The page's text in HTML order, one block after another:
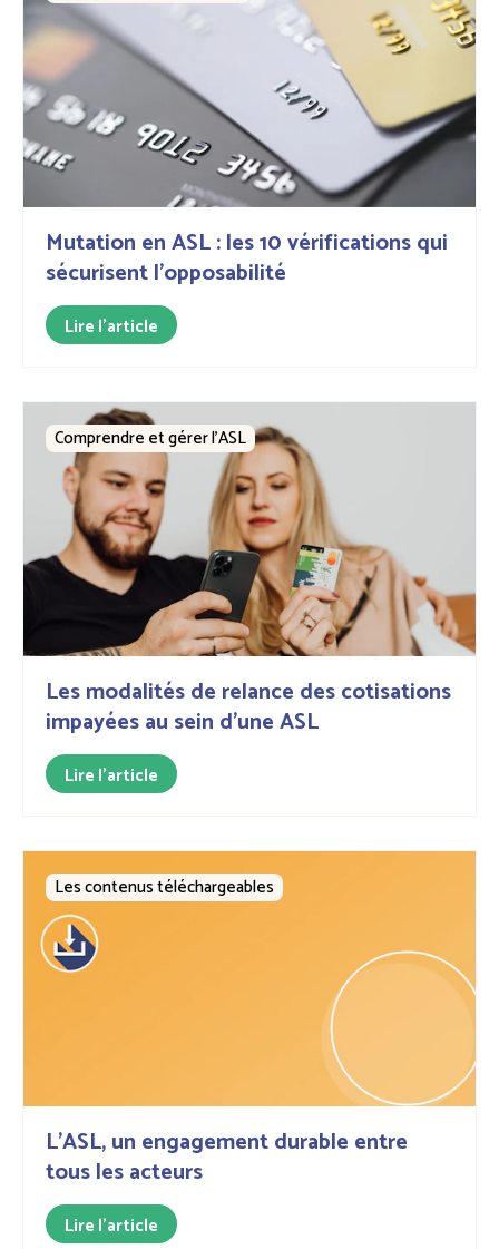
Mutation en ASL : les 10 vérifications qui
sécurisent l’opposabilité
Lire l'article
Les modalités de relance des cotisations
impayées au sein d’une ASL
Comprendre et gérer l’ASL
Lire l'article
L’ASL, un engagement durable entre
tous les acteurs
Les contenus téléchargeables
Lire l'article